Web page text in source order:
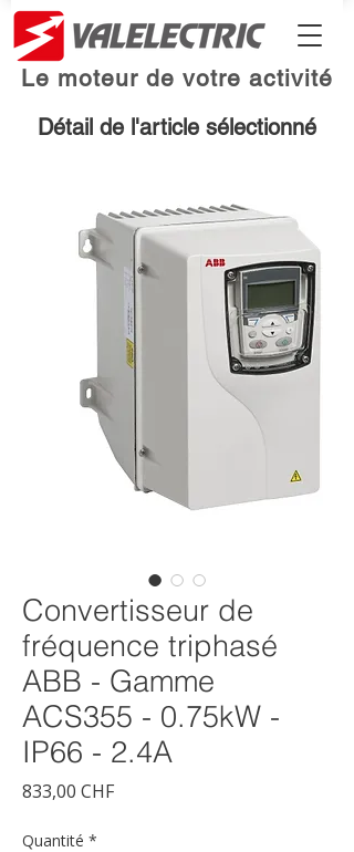
Le moteur de votre activité
Détail de l'article sélectionné
Convertisseur de
fréquence triphasé
ABB - Gamme
ACS355 - 0.75kW -
IP66 - 2.4A
833,00 CHFPrix
Quantité *